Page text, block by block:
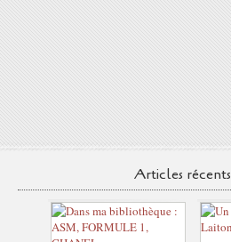
Articles récents